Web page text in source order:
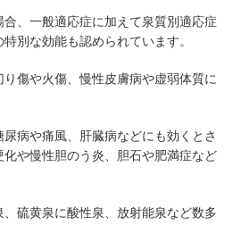
、一般適応症に加えて泉質別適応症
別な効能も認められています。
傷や火傷、慢性皮膚病や虚弱体質に
病や痛風、肝臓病などにも効くとさ
や慢性胆のう炎、胆石や肥満症など
硫黄泉に酸性泉、放射能泉など数多